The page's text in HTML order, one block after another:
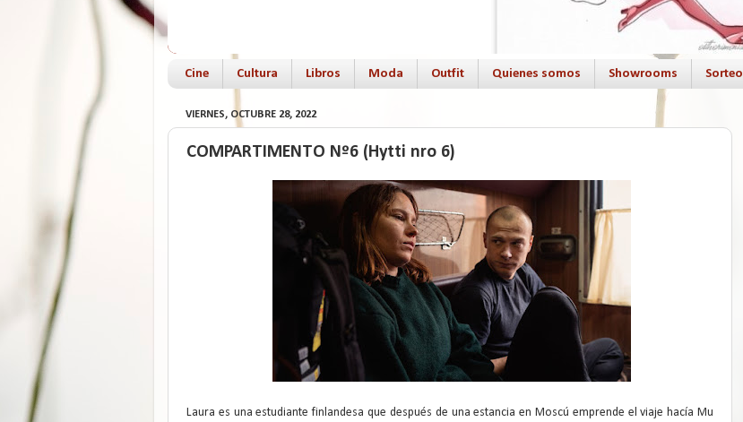
Cine Cultura Libros Moda Outfit Quienes somos Showrooms Sorteo
VIERNES, OCTUBRE 28, 2022
COMPARTIMENTO Nº6 (Hytti nro 6)
Laura es una estudiante finlandesa que después de una estancia en Moscú emprende el viaje hacía Mu